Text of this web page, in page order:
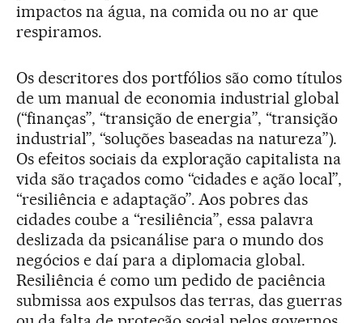
impactos na água, na comida ou no ar que
respiramos.
Os descritores dos portfólios são como títulos
de um manual de economia industrial global
(“finanças”, “transição de energia”, “transição
industrial”, “soluções baseadas na natureza”).
Os efeitos sociais da exploração capitalista na
vida são traçados como “cidades e ação local”,
“resiliência e adaptação”. Aos pobres das
cidades coube a “resiliência”, essa palavra
deslizada da psicanálise para o mundo dos
negócios e daí para a diplomacia global.
Resiliência é como um pedido de paciência
submissa aos expulsos das terras, das guerras